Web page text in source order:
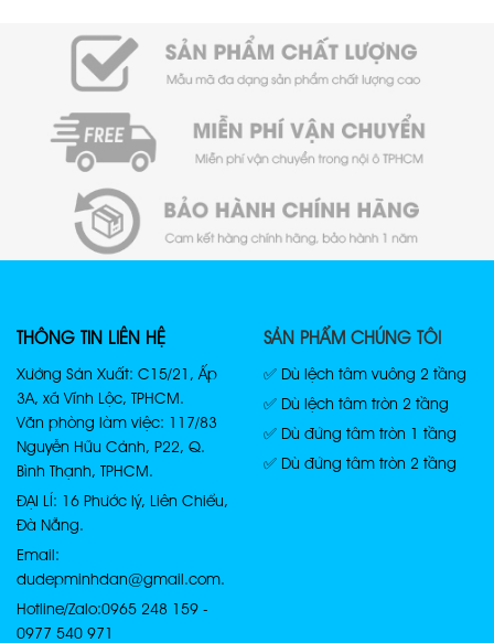
THÔNG TIN LIÊN HỆ
Xưởng Sản Xuất: C15/21, Ấp
3A, xã Vĩnh Lộc, TPHCM.
Văn phòng làm việc: 117/83
Nguyễn Hữu Cảnh, P22, Q.
Bình Thạnh, TPHCM.
ĐẠI LÍ: 16 Phước lý, Liên Chiểu,
Đà Nẵng.
Email:
dudepminhdan@gmail.com.
Hotline/Zalo: 0965 248 159 -
0977 540 971
SẢN PHẨM CHÚNG TÔI
✅ Dù lệch tâm vuông 2 tầng
✅ Dù lệch tâm tròn 2 tầng
✅ Dù đứng tâm tròn 1 tầng
✅ Dù đứng tâm tròn 2 tầng